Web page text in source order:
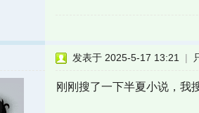
发表于 2025-5-17 13:21 |
刚刚搜了一下半夏小说，我